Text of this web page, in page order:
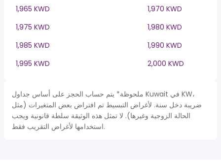
1,965 KWD
1,970 KWD
1,975 KWD
1,980 KWD
1,985 KWD
1,990 KWD
1,995 KWD
2,000 KWD
ملحوظة* يتم حساب الحجز على أساس جداول Kuwait في KW،
ضريبة دخل سنة. لأغراض التبسيط تم افتراض بعض المتغيرات (مثل
الحالة الزوجية وغيرها). لا تمثل هذه الوثيقة سلطة قانونية ويجب
استخدامها لأغراض التقريب فقط.